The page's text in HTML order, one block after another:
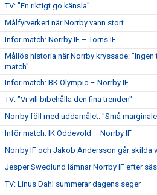
TV: "En riktigt go känsla"
Målfyrverkeri när Norrby vann stort
Inför match: Norrby IF – Torns IF
Mållös historia när Norrby kryssade: "Ingen
match"
Inför match: BK Olympic – Norrby IF
TV: "Vi vill bibehålla den fina trenden"
Norrby föll med uddamålet: "Små
Inför match: IK Oddevold – Norrby IF
Norrby IF och Jakob Andersson går skilda
Jesper Swedlund lämnar Norrby IF efter
TV: Linus Dahl summerar dagens seger